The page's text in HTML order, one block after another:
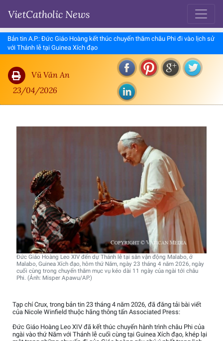
VietCatholic News
Bản tin A.P.: Đức Giáo Hoàng kết thúc chuyến thăm châu Phi đi vào lịch sử
với Thánh lễ tại Guinea Xích đạo
Vũ Văn An
23/04/2026
Đức Giáo Hoàng Leo XIV đến dự Thánh lễ tại sân vận động Malabo, ở
Malabo, Guinea Xích đạo, hôm thứ Năm, ngày 23 tháng 4 năm 2026, ngày
cuối cùng trong chuyến thăm mục vụ kéo dài 11 ngày của ngài tới châu
Phi. (Ảnh: Misper Apawu/AP.)
Tạp chí Crux, trong bản tin 23 tháng 4 năm 2026, đã đăng tải bài viết
của Nicole Winfield thuộc hãng thông tấn Associated Press:
Đức Giáo Hoàng Leo XIV đã kết thúc chuyến hành trình châu Phi của
ngài vào thứ Năm với Thánh lễ cuối cùng tại Guinea Xích đạo, khép lại